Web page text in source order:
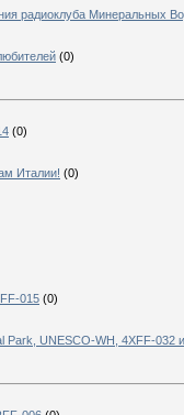
радиоклуба Минеральных
(0)
(0)
Италии! (0)
015 (0)
Park, UNESCO-WH, 4XFF-